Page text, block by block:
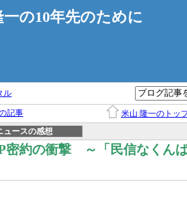
一の10年先のために
ル
記事
米山 隆一のトッ
ュースの感想
密約の衝撃 ～「民信なくん